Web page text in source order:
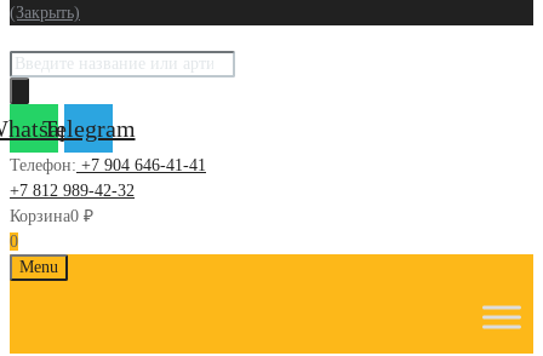
(Закрыть)
Поиск
Telegram
Телефон: +7 904 646-41-41
+7 812 989-42-32
Корзина0 ₽
0
Skip
Menu